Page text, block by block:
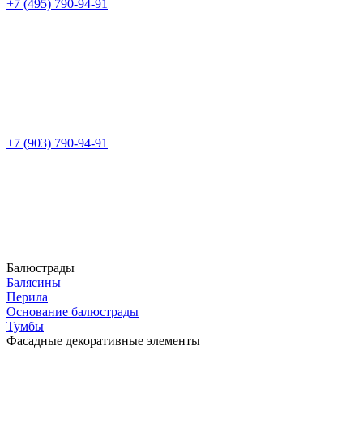
+7 (495) 790-94-91
+7 (903) 790-94-91
Балюстрады
Балясины
Перила
Основание балюстрады
Тумбы
Фасадные декоративные элементы